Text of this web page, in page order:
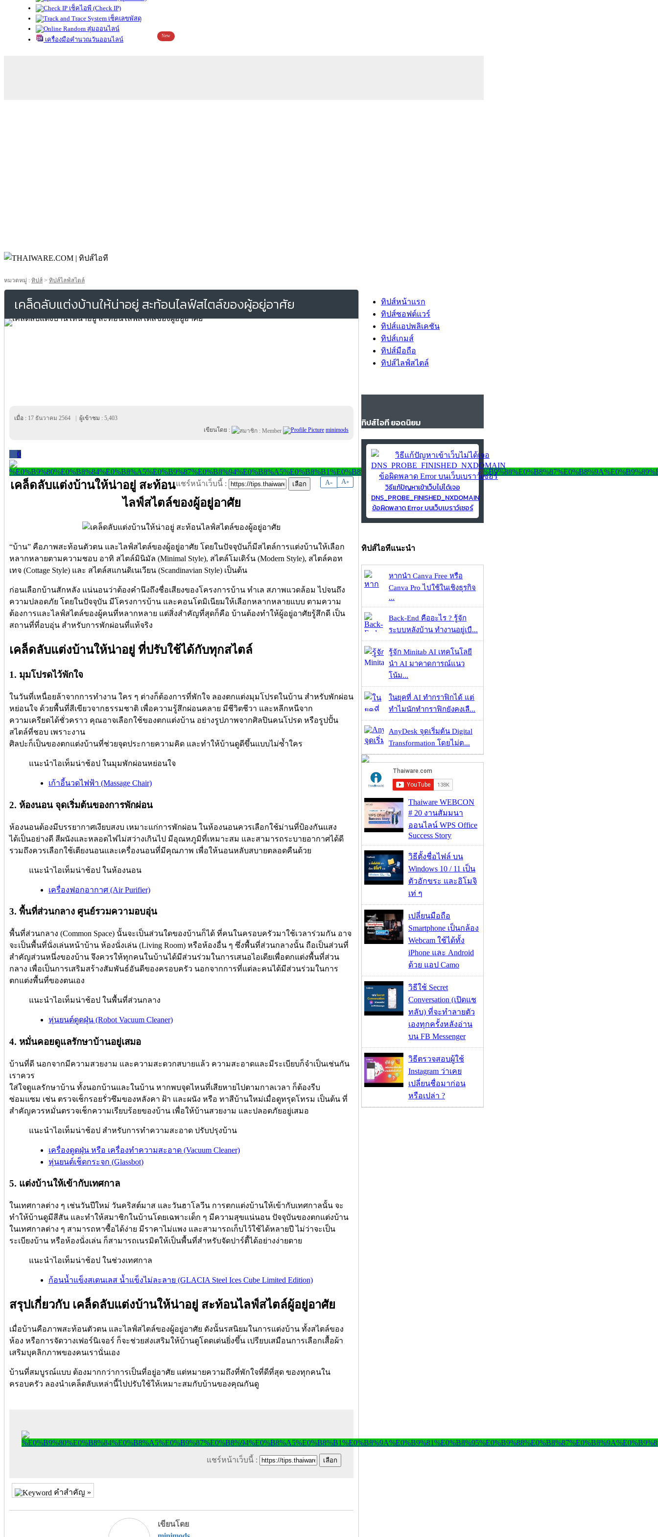
เช็คไอพี (Check IP)
เช็คเลขพัสดุ
สุ่มออนไลน์
เครื่องมือคำนวณวันออนไลน์
New
หมวดหมู่ : ทิปส์ > ทิปส์ไลฟ์สไตล์
เคล็ดลับแต่งบ้านให้น่าอยู่ สะท้อนไลฟ์สไตล์ของผู้อยู่อาศัย
เมื่อ : 17 ธันวาคม 2564 ผู้เข้าชม : 5,403
เขียนโดย :
minimods
0
A- A+
แชร์หน้าเว็บนี้ :
เคล็ดลับแต่งบ้านให้น่าอยู่ สะท้อน
ไลฟ์สไตล์ของผู้อยู่อาศัย
“บ้าน” คือภาพสะท้อนตัวตน และไลฟ์สไตล์ของผู้อยู่อาศัย โดยในปัจจุบันก็มีสไตล์การแต่งบ้านให้เลือก
หลากหลายตามความชอบ อาทิ สไตล์มินิมัล (Minimal Style), สไตล์โมเดิร์น (Modern Style), สไตล์คอท
เทจ (Cottage Style) และ สไตล์สแกนดิเนเวียน (Scandinavian Style) เป็นต้น
ก่อนเลือกบ้านสักหลัง แน่นอนว่าต้องคำนึงถึงชื่อเสียงของโครงการบ้าน ทำเล สภาพแวดล้อม ไปจนถึง
ความปลอดภัย โดยในปัจจุบัน มีโครงการบ้าน และคอนโดมิเนียมให้เลือกหลากหลายแบบ ตามความ
ต้องการและไลฟ์สไตล์ของผู้คนที่หลากหลาย แต่สิ่งสำคัญที่สุดก็คือ บ้านต้องทำให้ผู้อยู่อาศัยรู้สึกดี เป็น
สถานที่ที่อบอุ่น สำหรับการพักผ่อนที่แท้จริง
เคล็ดลับแต่งบ้านให้น่าอยู่ ที่ปรับใช้ได้กับทุกสไตล์
1. มุมโปรดไว้พักใจ
ในวันที่เหนื่อยล้าจากการทำงาน ใคร ๆ ต่างก็ต้องการที่พักใจ ลองตกแต่งมุมโปรดในบ้าน สำหรับพักผ่อน
หย่อนใจ ด้วยพื้นที่สีเขียวจากธรรมชาติ เพื่อความรู้สึกผ่อนคลาย มีชีวิตชีวา และหลีกหนีจาก
ความเครียดได้ชั่วคราว คุณอาจเลือกใช้ของตกแต่งบ้าน อย่างรูปภาพจากศิลปินคนโปรด หรือรูปปั้น
สไตล์ที่ชอบ เพราะงาน
ศิลปะก็เป็นของตกแต่งบ้านที่ช่วยจุดประกายความคิด และทำให้บ้านดูดีขึ้นแบบไม่ซ้ำใคร
แนะนำไอเท็มน่าช้อป ในมุมพักผ่อนหย่อนใจ
เก้าอี้นวดไฟฟ้า (Massage Chair)
2. ห้องนอน จุดเริ่มต้นของการพักผ่อน
ห้องนอนต้องมีบรรยากาศเงียบสงบ เหมาะแก่การพักผ่อน ในห้องนอนควรเลือกใช้ม่านที่ป้องกันแสง
ได้เป็นอย่างดี สีผนังและหลอดไฟไม่สว่างเกินไป มีอุณหภูมิที่เหมาะสม และสามารถระบายอากาศได้ดี
รวมถึงควรเลือกใช้เตียงนอนและเครื่องนอนที่มีคุณภาพ เพื่อให้นอนหลับสบายตลอดคืนด้วย
แนะนำไอเท็มน่าช้อป ในห้องนอน
เครื่องฟอกอากาศ (Air Purifier)
3. พื้นที่ส่วนกลาง ศูนย์รวมความอบอุ่น
พื้นที่ส่วนกลาง (Common Space) นั้นจะเป็นส่วนใดของบ้านก็ได้ ที่คนในครอบครัวมาใช้เวลาร่วมกัน อาจ
จะเป็นพื้นที่นั่งเล่นหน้าบ้าน ห้องนั่งเล่น (Living Room) หรือห้องอื่น ๆ ซึ่งพื้นที่ส่วนกลางนั้น ถือเป็นส่วนที่
สำคัญส่วนหนึ่งของบ้าน จึงควรให้ทุกคนในบ้านได้มีส่วนร่วมในการเสนอไอเดียเพื่อตกแต่งพื้นที่ส่วน
กลาง เพื่อเป็นการเสริมสร้างสัมพันธ์อันดีของครอบครัว นอกจากการที่แต่ละคนได้มีส่วนร่วมในการ
ตกแต่งพื้นที่ของตนเอง
แนะนำไอเท็มน่าช้อป ในพื้นที่ส่วนกลาง
หุ่นยนต์ดูดฝุ่น (Robot Vacuum Cleaner)
4. หมั่นคอยดูแลรักษาบ้านอยู่เสมอ
บ้านที่ดี นอกจากมีความสวยงาม และความสะดวกสบายแล้ว ความสะอาดและมีระเบียบก็จำเป็นเช่นกัน
เราควร
ใส่ใจดูแลรักษาบ้าน ทั้งนอกบ้านและในบ้าน หากพบจุดไหนที่เสียหายไปตามกาลเวลา ก็ต้องรีบ
ซ่อมแซม เช่น ตรวจเช็กรอยรั่วซึมของหลังคา ฝ้า และผนัง หรือ ทาสีบ้านใหม่เมื่อดูทรุดโทรม เป็นต้น ที่
สำคัญควรหมั่นตรวจเช็กความเรียบร้อยของบ้าน เพื่อให้บ้านสวยงาม และปลอดภัยอยู่เสมอ
แนะนำไอเท็มน่าช้อป สำหรับการทำความสะอาด ปรับปรุงบ้าน
เครื่องดูดฝุ่น หรือ เครื่องทำความสะอาด (Vacuum Cleaner)
หุ่นยนต์เช็ดกระจก (Glassbot)
5. แต่งบ้านให้เข้ากับเทศกาล
ในเทศกาลต่าง ๆ เช่นวันปีใหม่ วันคริสต์มาส และวันฮาโลวีน การตกแต่งบ้านให้เข้ากับเทศกาลนั้น จะ
ทำให้บ้านดูมีสีสัน และทำให้สมาชิกในบ้านโดยเฉพาะเด็ก ๆ มีความสุขแน่นอน ปัจจุบันของตกแต่งบ้าน
ในเทศกาลต่าง ๆ สามารถหาซื้อได้ง่าย มีราคาไม่แพง และสามารถเก็บไว้ใช้ได้หลายปี ไม่ว่าจะเป็น
ระเบียงบ้าน หรือห้องนั่งเล่น ก็สามารถเนรมิตให้เป็นพื้นที่สำหรับจัดปาร์ตี้ได้อย่างง่ายดาย
แนะนำไอเท็มน่าช้อป ในช่วงเทศกาล
ก้อนน้ำแข็งสเตนเลส น้ำแข็งไม่ละลาย (GLACIA Steel Ices Cube Limited Edition)
สรุปเกี่ยวกับ เคล็ดลับแต่งบ้านให้น่าอยู่ สะท้อนไลฟ์สไตล์ผู้อยู่อาศัย
เมื่อบ้านคือภาพสะท้อนตัวตน และไลฟ์สไตล์ของผู้อยู่อาศัย ดังนั้นรสนิยมในการแต่งบ้าน ทั้งสไตล์ของ
ห้อง หรือการจัดวางเฟอร์นิเจอร์ ก็จะช่วยส่งเสริมให้บ้านดูโดดเด่นยิ่งขึ้น เปรียบเสมือนการเลือกเสื้อผ้า
เสริมบุคลิกภาพของคนเรานั่นเอง
บ้านที่สมบูรณ์แบบ ต้องมากกว่าการเป็นที่อยู่อาศัย แต่หมายความถึงที่พักใจที่ดีที่สุด ของทุกคนใน
ครอบครัว ลองนำเคล็ดลับเหล่านี้ไปปรับใช้ให้เหมาะสมกับบ้านของคุณกันดู
แชร์หน้าเว็บนี้ :
คำสำคัญ »
เขียนโดย
ทิปส์หน้าแรก
ทิปส์ซอฟต์แวร์
ทิปส์แอปพลิเคชัน
ทิปส์เกมส์
ทิปส์มือถือ
ทิปส์ไลฟ์สไตล์
ทิปส์ไอที ยอดนิยม
วิธีแก้ปัญหาเข้าเว็บไม่ได้เจอ
DNS_PROBE_FINISHED_NXDOMAIN
ข้อผิดพลาด Error บนเว็บเบราว์เซอร์
ทิปส์ไอทีแนะนำ
หากนำ Canva Free หรือ
Canva Pro ไปใช้ในเชิงธุรกิจ
...
Back-End คืออะไร ? รู้จัก
ระบบหลังบ้าน ทำงานอยู่เบื...
รู้จัก Minitab AI เทคโนโลยี
นำ AI มาคาดการณ์แนว
โน้ม...
ในยุคที่ AI ทำกราฟิกได้ แต่
ทำไมนักทำกราฟิกยังคงเลื...
AnyDesk จุดเริ่มต้น Digital
Transformation โดยไม่ต...
Thaiware WEBCON
# 20 งานสัมมนา
ออนไลน์ WPS Office
Success Story
วิธีตั้งชื่อไฟล์ บน
Windows 10 / 11 เป็น
ตัวอักขระ และอิโมจิ
เท่ ๆ
เปลี่ยนมือถือ
Smartphone เป็นกล้อง
Webcam ใช้ได้ทั้ง
iPhone และ Android
ด้วย แอป Camo
วิธีใช้ Secret
Conversation (เปิดแช
ทลับ) ที่จะทำลายตัว
เองทุกครั้งหลังอ่าน
บน FB Messenger
วิธีตรวจสอบผู้ใช้
Instagram ว่าเคย
เปลี่ยนชื่อมาก่อน
หรือเปล่า ?